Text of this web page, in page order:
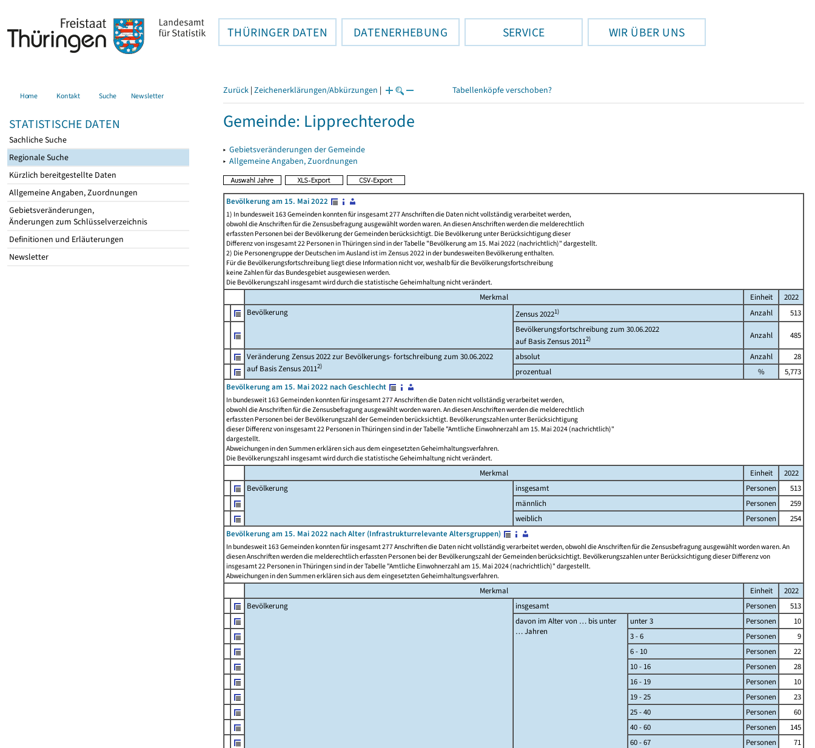
THÜRINGER DATEN DATENERHEBUNG SERVICE WIR ÜBER UNS
Home Kontakt Suche Newsletter
STATISTISCHE DATEN
Sachliche Suche
Regionale Suche
Kürzlich bereitgestellte Daten
Allgemeine Angaben, Zuordnungen
Gebietsveränderungen,
Änderungen zum Schlüsselverzeichnis
Definitionen und Erläuterungen
Newsletter
Zurück | Zeichenerklärungen/Abkürzungen | Tabellenköpfe verschoben?
Gemeinde: Lipprechterode
▸ Gebietsveränderungen der Gemeinde
▸ Allgemeine Angaben, Zuordnungen
Bevölkerung am 15. Mai 2022
1) In bundesweit 163 Gemeinden konnten für insgesamt 277 Anschriften die Daten nicht vollständig verarbeitet werden,
obwohl die Anschriften für die Zensusbefragung ausgewählt worden waren. An diesen Anschriften werden die melderechtlich
erfassten Personen bei der Bevölkerung der Gemeinden berücksichtigt. Die Bevölkerung unter Berücksichtigung dieser
Differenz von insgesamt 22 Personen in Thüringen sind in der Tabelle "Bevölkerung am 15. Mai 2022 (nachrichtlich)" dargestellt.
2) Die Personengruppe der Deutschen im Ausland ist im Zensus 2022 in der bundesweiten Bevölkerung enthalten.
Für die Bevölkerungsfortschreibung liegt diese Information nicht vor, weshalb für die Bevölkerungsfortschreibung
keine Zahlen für das Bundesgebiet ausgewiesen werden.
Die Bevölkerungszahl insgesamt wird durch die statistische Geheimhaltung nicht verändert.
Merkmal Einheit
2022
Bevölkerung
Zensus 20221) Anzahl
513
Bevölkerungsfortschreibung zum 30.06.2022
auf Basis Zensus 20112) Anzahl 485
Veränderung Zensus 2022 zur Bevölkerungs- fortschreibung zum 30.06.2022
auf Basis Zensus 20112)
absolut Anzahl
28
prozentual
%
5,773
Bevölkerung am 15. Mai 2022 nach Geschlecht
In bundesweit 163 Gemeinden konnten für insgesamt 277 Anschriften die Daten nicht vollständig verarbeitet werden,
obwohl die Anschriften für die Zensusbefragung ausgewählt worden waren. An diesen Anschriften werden die melderechtlich
erfassten Personen bei der Bevölkerungszahl der Gemeinden berücksichtigt. Bevölkerungszahlen unter Berücksichtigung
dieser Differenz von insgesamt 22 Personen in Thüringen sind in der Tabelle "Amtliche Einwohnerzahl am 15. Mai 2024 (nachrichtlich)"
dargestellt.
Abweichungen in den Summen erklären sich aus dem eingesetzten Geheimhaltungsverfahren.
Die Bevölkerungszahl insgesamt wird durch die statistische Geheimhaltung nicht verändert.
Merkmal Einheit
2022
Bevölkerung
insgesamt Personen
513
männlich
Personen
259
weiblich
Personen
254
Bevölkerung am 15. Mai 2022 nach Alter (Infrastrukturrelevante Altersgruppen)
In bundesweit 163 Gemeinden konnten für insgesamt 277 Anschriften die Daten nicht vollständig verarbeitet werden, obwohl die Anschriften für die Zensusbefragung ausgewählt worden waren. An
diesen Anschriften werden die melderechtlich erfassten Personen bei der Bevölkerungszahl der Gemeinden berücksichtigt. Bevölkerungszahlen unter Berücksichtigung dieser Differenz von
insgesamt 22 Personen in Thüringen sind in der Tabelle "Amtliche Einwohnerzahl am 15. Mai 2024 (nachrichtlich)" dargestellt.
Abweichungen in den Summen erklären sich aus dem eingesetzten Geheimhaltungsverfahren.
Merkmal Einheit
2022
Bevölkerung
insgesamt Personen
513
davon im Alter von … bis unter
… Jahren
unter 3 Personen
10
3 - 6
Personen
9
6 - 10
Personen
22
10 - 16
Personen
28
16 - 19
Personen
10
19 - 25
Personen
23
25 - 40
Personen
60
40 - 60
Personen
145
60 - 67
Personen
71